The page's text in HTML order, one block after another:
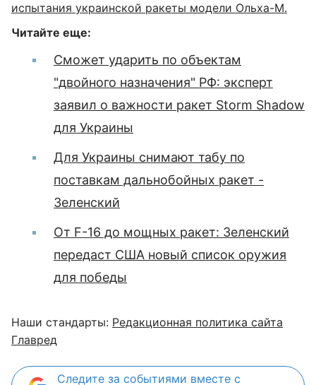
испытания украинской ракеты модели Ольха-М.
Читайте еще:
Сможет ударить по объектам
"двойного назначения" РФ: эксперт
заявил о важности ракет Storm Shadow
для Украины
Для Украины снимают табу по
поставкам дальнобойных ракет -
Зеленский
От F-16 до мощных ракет: Зеленский
передаст США новый список оружия
для победы
Наши стандарты: Редакционная политика сайта
Главред
Следите за событиями вместе с